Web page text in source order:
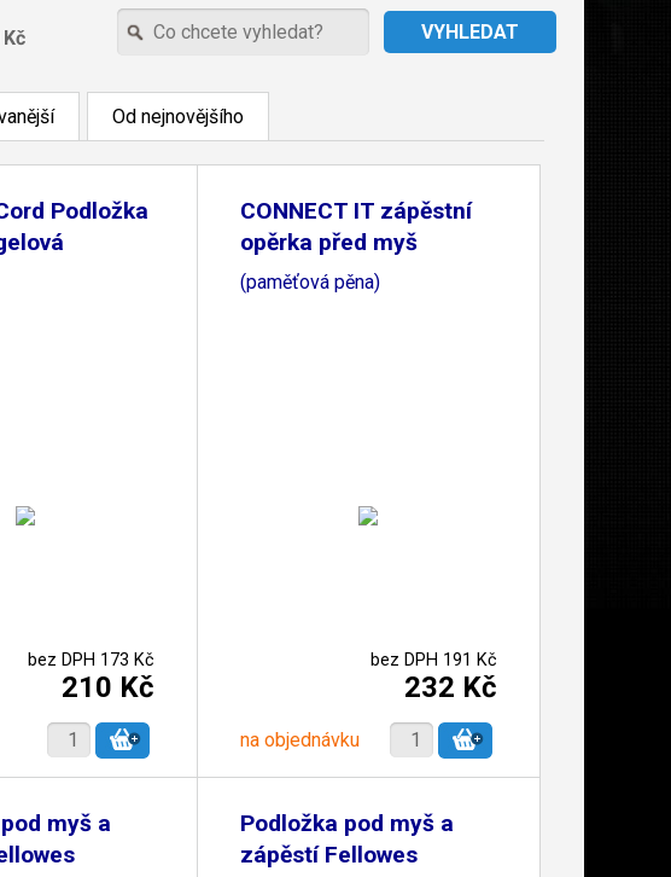
Od nejnovějšího
Podložka
bez DPH 173 Kč
210 Kč
CONNECT IT zápěstní
opěrka před myš
(paměťová pěna)
bez DPH 191 Kč
232 Kč
na objednávku
myš a
Podložka pod myš a
zápěstí Fellowes